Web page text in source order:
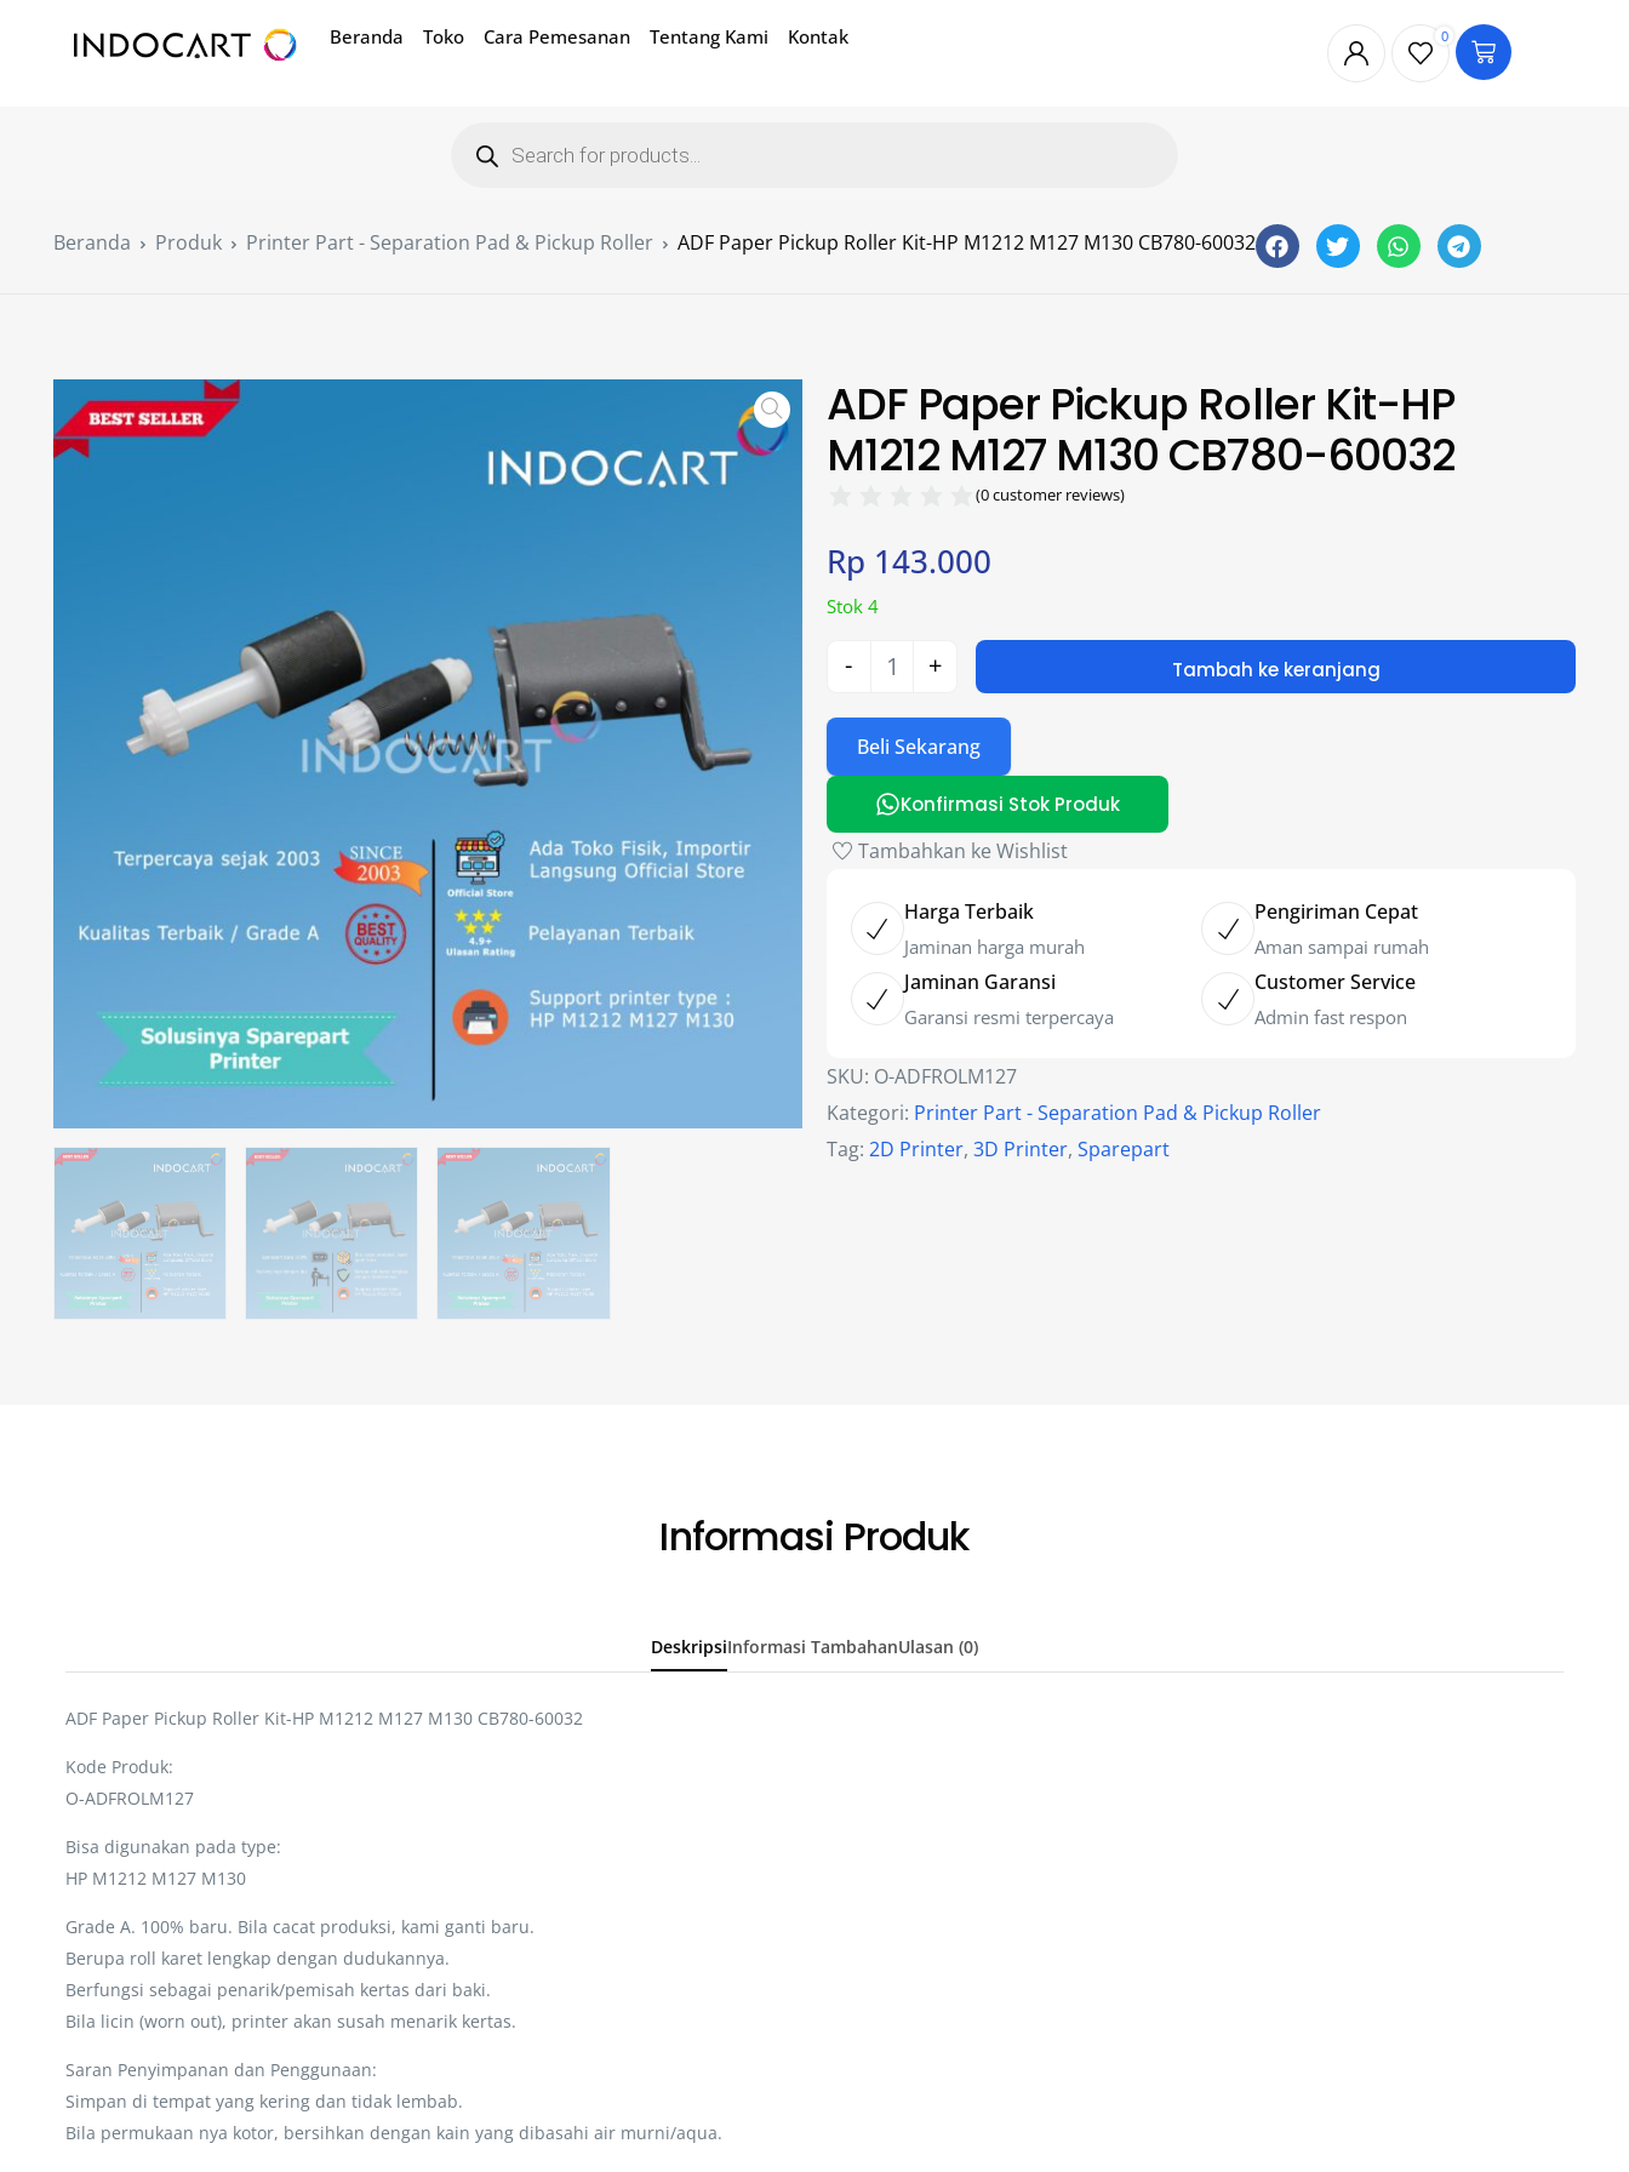
Beranda Toko Cara Pemesanan Tentang Kami Kontak 0
Beranda Produk Printer Part - Separation Pad & Pickup Roller ADF Paper Pickup Roller Kit-HP M1212 M127 M130 CB780-60032
ADF Paper Pickup Roller Kit-HP
M1212 M127 M130 CB780-60032
(0customer reviews)
Rp 143.000
Stok 4
- + Tambah ke keranjang
Beli Sekarang
Konfirmasi Stok Produk
Tambahkan ke Wishlist
Harga Terbaik
Jaminan harga murah
Pengiriman Cepat
Aman sampai rumah
Jaminan Garansi
Garansi resmi terpercaya
Customer Service
Admin fast respon
SKU: O-ADFROLM127
Kategori: Printer Part - Separation Pad & Pickup Roller
Tag: 2D Printer, 3D Printer, Sparepart
Informasi Produk
DeskripsiInformasi TambahanUlasan (0)
ADF Paper Pickup Roller Kit-HP M1212 M127 M130 CB780-60032
Kode Produk:
O-ADFROLM127
Bisa digunakan pada type:
HP M1212 M127 M130
Grade A. 100% baru. Bila cacat produksi, kami ganti baru.
Berupa roll karet lengkap dengan dudukannya.
Berfungsi sebagai penarik/pemisah kertas dari baki.
Bila licin (worn out), printer akan susah menarik kertas.
Saran Penyimpanan dan Penggunaan:
Simpan di tempat yang kering dan tidak lembab.
Bila permukaan nya kotor, bersihkan dengan kain yang dibasahi air murni/aqua.